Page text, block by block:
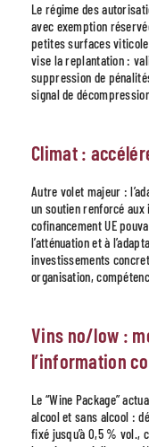
Le régime des
avec exemption
petites surfaces
vise la replantation :
suppression de
signal de
Climat :
Autre volet majeur :
un soutien renforcé
cofinancement UE
l’atténuation et à
investissements
organisation,
Vins no/low :
l’information
Le “Wine Package”
alcool et sans alcool :
fixé jusqu’à 0,5 % vol.,